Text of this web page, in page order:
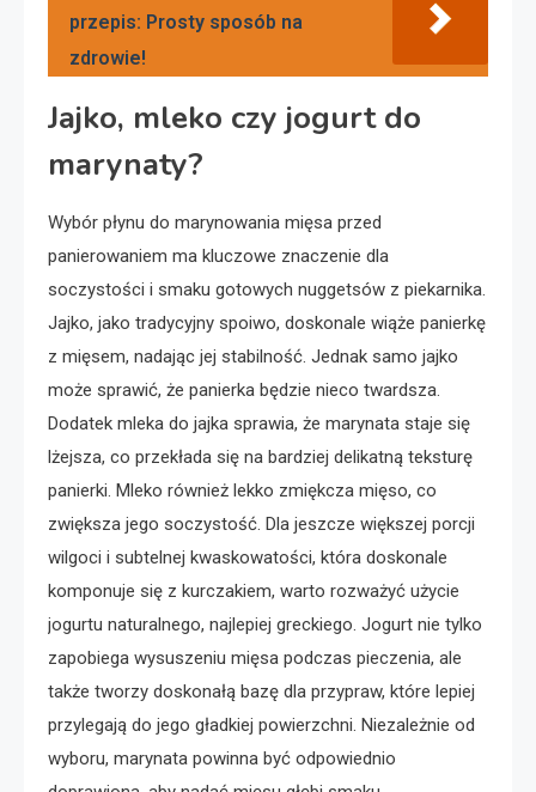
przepis: Prosty sposób na
zdrowie!
Jajko, mleko czy jogurt do
marynaty?
Wybór płynu do marynowania mięsa przed
panierowaniem ma kluczowe znaczenie dla
soczystości i smaku gotowych nuggetsów z piekarnika.
Jajko, jako tradycyjny spoiwo, doskonale wiąże panierkę
z mięsem, nadając jej stabilność. Jednak samo jajko
może sprawić, że panierka będzie nieco twardsza.
Dodatek mleka do jajka sprawia, że marynata staje się
lżejsza, co przekłada się na bardziej delikatną teksturę
panierki. Mleko również lekko zmiękcza mięso, co
zwiększa jego soczystość. Dla jeszcze większej porcji
wilgoci i subtelnej kwaskowatości, która doskonale
komponuje się z kurczakiem, warto rozważyć użycie
jogurtu naturalnego, najlepiej greckiego. Jogurt nie tylko
zapobiega wysuszeniu mięsa podczas pieczenia, ale
także tworzy doskonałą bazę dla przypraw, które lepiej
przylegają do jego gładkiej powierzchni. Niezależnie od
wyboru, marynata powinna być odpowiednio